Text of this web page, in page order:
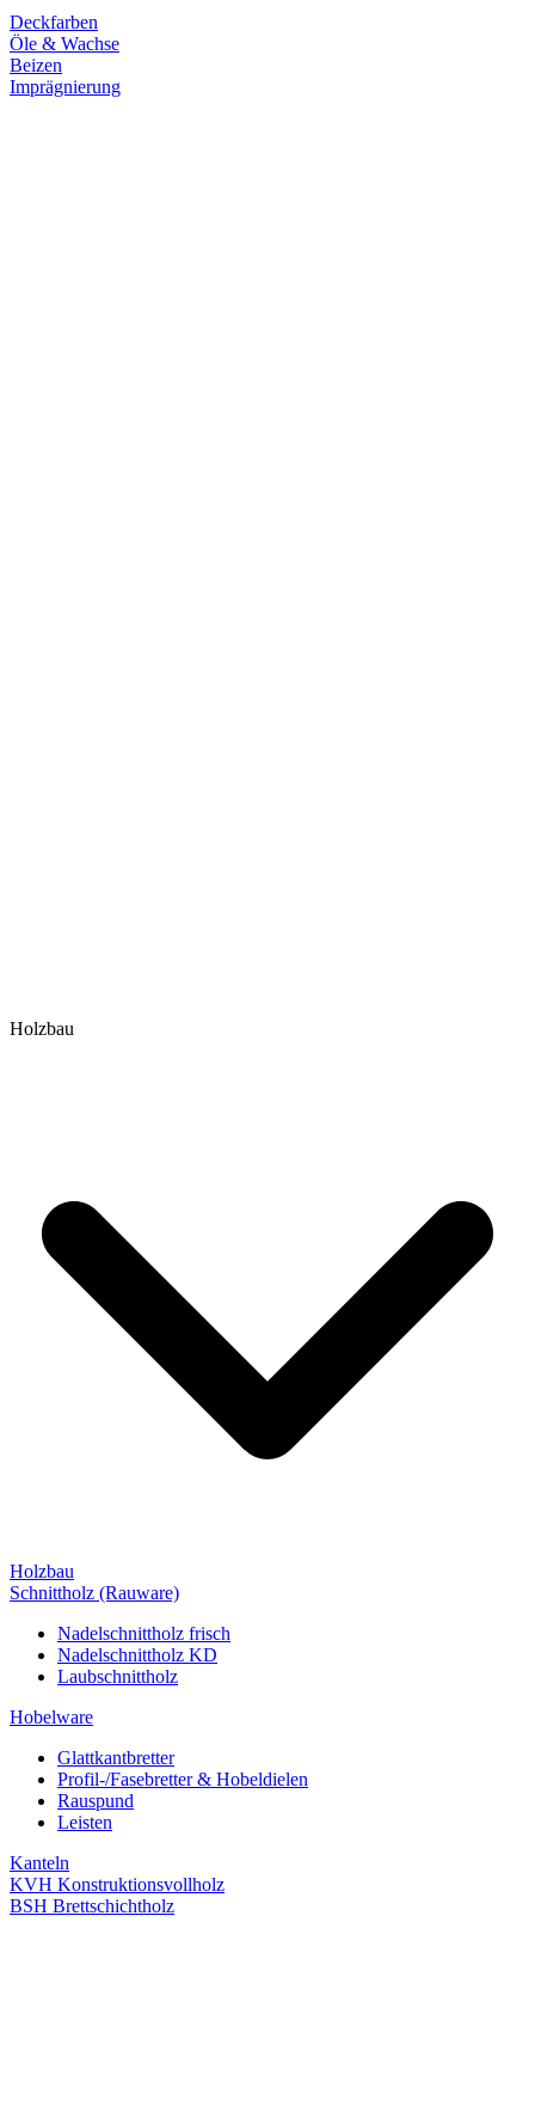
Deckfarben
Öle & Wachse
Beizen
Imprägnierung
Holzbau
Holzbau
Schnittholz (Rauware)
Nadelschnittholz frisch
Nadelschnittholz KD
Laubschnittholz
Hobelware
Glattkantbretter
Profil-/Fasebretter & Hobeldielen
Rauspund
Leisten
Kanteln
KVH Konstruktionsvollholz
BSH Brettschichtholz